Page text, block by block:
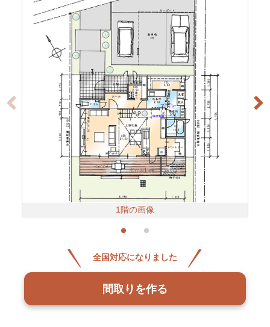
1階の画像
全国対応になりました
間取りを作る